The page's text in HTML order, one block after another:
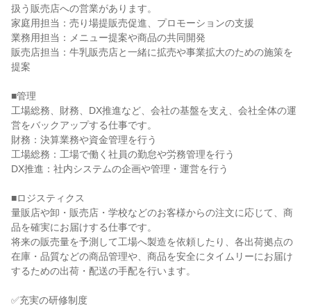
扱う販売店への営業があります。
家庭用担当：売り場提販売促進、プロモーションの支援
業務用担当：メニュー提案や商品の共同開発
販売店担当：牛乳販売店と一緒に拡売や事業拡大のための施策を
提案
■管理
工場総務、財務、DX推進など、会社の基盤を支え、会社全体の運
営をバックアップする仕事です。
財務：決算業務や資金管理を行う
工場総務：工場で働く社員の勤怠や労務管理を行う
DX推進：社内システムの企画や管理・運営を行う
■ロジスティクス
量販店や卸・販売店・学校などのお客様からの注文に応じて、商
品を確実にお届けする仕事です。
将来の販売量を予測して工場へ製造を依頼したり、各出荷拠点の
在庫・品質などの商品管理や、商品を安全にタイムリーにお届け
するための出荷・配送の手配を行います。
✅充実の研修制度